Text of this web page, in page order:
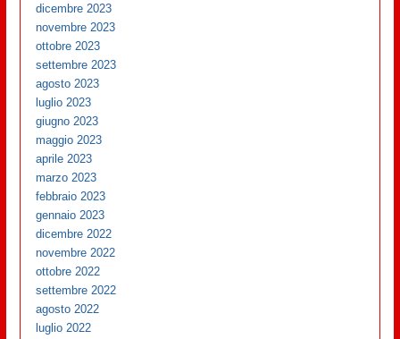
dicembre 2023
novembre 2023
ottobre 2023
settembre 2023
agosto 2023
luglio 2023
giugno 2023
maggio 2023
aprile 2023
marzo 2023
febbraio 2023
gennaio 2023
dicembre 2022
novembre 2022
ottobre 2022
settembre 2022
agosto 2022
luglio 2022